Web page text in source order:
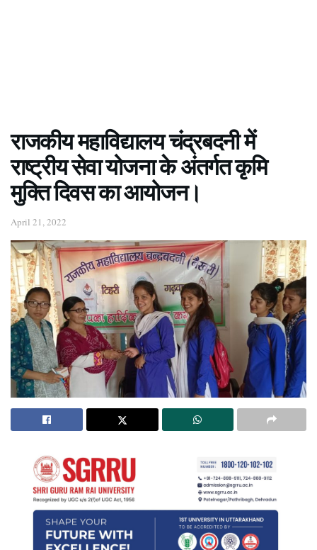
राजकीय महाविद्यालय चंद्रबदनी में
राष्ट्रीय सेवा योजना के अंतर्गत कृमि
मुक्ति दिवस का आयोजन।
April 21, 2022